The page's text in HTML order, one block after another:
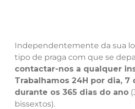
Independentemente da sua
tipo de praga com que se
contactar-nos a qualquer
Trabalhamos 24H por dia, 7
durante os 365 dias do ano
bissextos).